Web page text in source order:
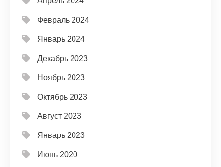
Февраль 2024
Январь 2024
Декабрь 2023
Ноябрь 2023
Октябрь 2023
Август 2023
Январь 2023
Июнь 2020